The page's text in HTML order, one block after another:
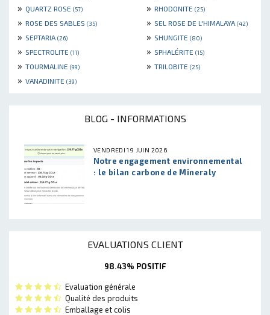
» QUARTZ ROSE (57) » RHODONITE (25)
» ROSE DES SABLES (35) » SEL ROSE DE L'HIMALAYA (42)
» SEPTARIA (26) » SHUNGITE (80)
» SPECTROLITE (11) » SPHALÉRITE (15)
» TOURMALINE (99) » TRILOBITE (25)
» VANADINITE (39)
BLOG - INFORMATIONS
VENDREDI 19 JUIN 2026
Notre engagement environnemental
: le bilan carbone de Mineraly
EVALUATIONS CLIENT
98.43% POSITIF
Evaluation générale
Qualité des produits
Emballage et colis